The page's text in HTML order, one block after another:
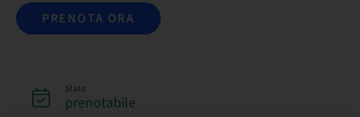
PRENOTA ORA
Stato
prenotabile